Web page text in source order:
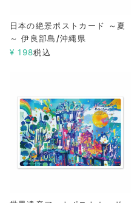
日本の絶景ポストカード ～夏
～ 伊良部島/沖縄県
¥ 198税込